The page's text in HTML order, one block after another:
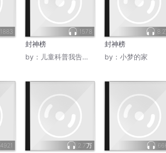
1883 1578
封神榜
by： 儿童科普我告诉你
封神榜
by： 小梦的家
4921 2.7万